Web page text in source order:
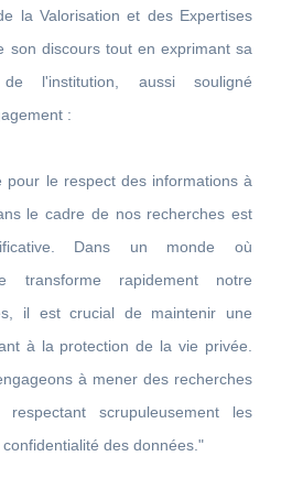
la Valorisation et des Expertises
son discours tout en exprimant sa
l'institution, aussi souligné
:
pour le respect des informations à
le cadre de nos recherches est
Dans un monde où
transforme rapidement notre
il est crucial de maintenir une
à la protection de la vie privée.
à mener des recherches
scrupuleusement les
des données."